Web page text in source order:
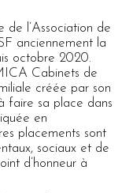
de l’Association de
anciennement la
octobre 2020.
Cabinets de
créée par son
faire sa place dans
en
placements sont
sociaux et de
d’honneur à